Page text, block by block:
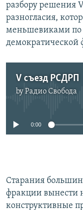
Все сайты РСЕ/
разбору решения
разногласия,
меньшевиками по
демократической
V съезд РСДРП
byРадио Свобода
No
0:00
Старания
фракции вынести
конструктивные